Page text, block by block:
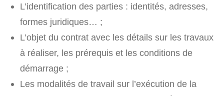
L’identification des parties : identités, adresses,
formes juridiques… ;
L’objet du contrat avec les détails sur les travaux
à réaliser, les prérequis et les conditions de
démarrage ;
Les modalités de travail sur l’exécution de la